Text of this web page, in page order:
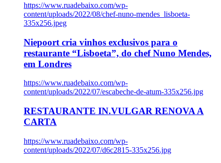
https://www.ruadebaixo.com/wp-
content/uploads/2022/08/chef-nuno-mendes_lisboeta-
335x256.jpeg
Niepoort cria vinhos exclusivos para o
restaurante “Lisboeta”, do chef Nuno Mendes,
em Londres
https://www.ruadebaixo.com/wp-
content/uploads/2022/07/escabeche-de-atum-335x256.jpg
RESTAURANTE IN.VULGAR RENOVA A
CARTA
https://www.ruadebaixo.com/wp-
content/uploads/2022/07/d6c2815-335x256.jpg